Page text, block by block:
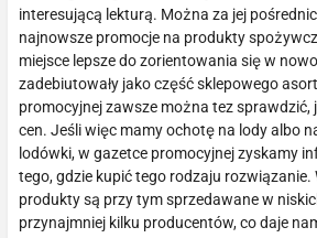
interesującą lekturą. Można za jej
najnowsze promocje na produkty
miejsce lepsze do zorientowania się w
zadebiutowały jako część sklepowego
promocyjnej zawsze można tez
cen. Jeśli więc mamy ochotę na lody albo
lodówki, w gazetce promocyjnej zyskamy
tego, gdzie kupić tego rodzaju rozwiązanie.
produkty są przy tym sprzedawane w
przynajmniej kilku producentów, co daje